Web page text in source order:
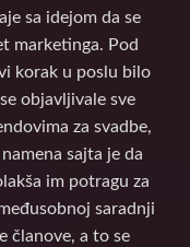
sa idejom da se
marketinga. Pod
korak u poslu bilo
objavljivale sve
za svadbe,
sajta je da
im potragu za
saradnji
članove, a to se